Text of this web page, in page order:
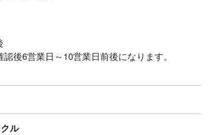
後6営業日～10営業日前後になります。
ル